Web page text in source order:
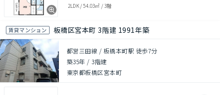
2LDK/54.03㎡ /3階
賃貸マンション 板橋区宮本町 3階建 1991年築
都営三田線 / 板橋本町駅 徒歩7分
築35年 / 3階建
東京都板橋区宮本町